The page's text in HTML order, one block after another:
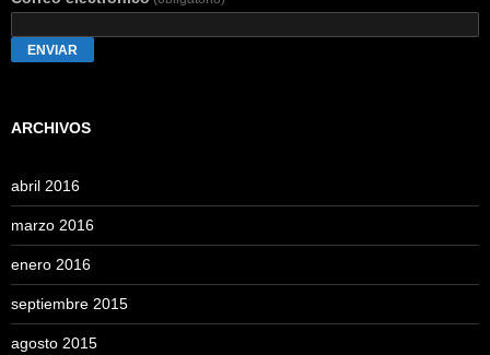
ENVIAR
ARCHIVOS
abril 2016
marzo 2016
enero 2016
septiembre 2015
agosto 2015